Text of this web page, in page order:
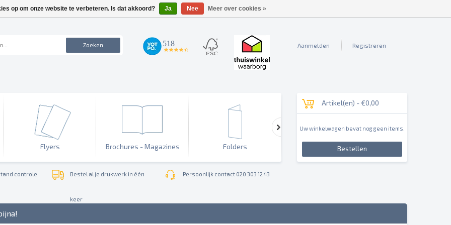
Zoeken 518 Aanmelden Registreren
Flyers Brochures - Magazines Folders Outdoor & Sign
Artikel(en) -€0,00
Uw winkelwagen bevat nog geen items.
Bestellen
controle Bestel al je drukwerk in één
keer
Persoonlijk contact 020 303 12 43
op om onze website te verbeteren. Is dat akkoord? Ja Nee Meer over cookies »